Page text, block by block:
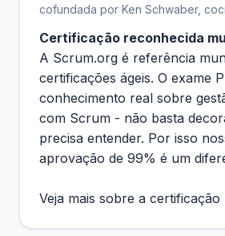
cofundada por Ken Schwaber,
Certificação reconhecida
A Scrum.org é referência
certificações ágeis. O exame
conhecimento real sobre
com Scrum - não basta
precisa entender. Por isso
aprovação de 99% é um
Veja mais sobre a certificação